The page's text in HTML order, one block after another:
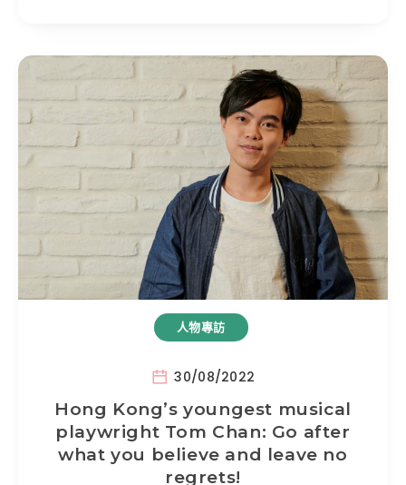
人物專訪
30/08/2022
Hong Kong’s youngest musical
playwright Tom Chan: Go after
what you believe and leave no
regrets!